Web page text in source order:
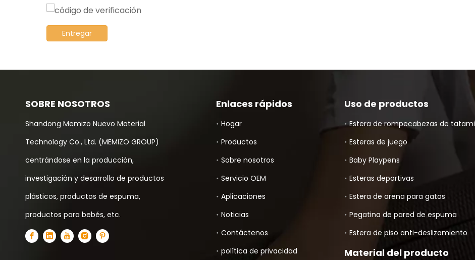
Entregar
SOBRE NOSOTROS
Shandong Memizo Nuevo Material
Technology Co., Ltd. (MEMIZO GROUP)
centrándose en la producción,
investigación y desarrollo de productos
plásticos, productos de espuma,
productos para bebés, etc.
Enlaces rápidos
Hogar
Productos
Sobre nosotros
Servicio OEM
Aplicaciones
Noticias
Contáctenos
política de privacidad
Uso de productos
Estera de rompecabezas de tatami
Esteras de juego
Baby Playpens
Esteras deportivas
Estera de arena para gatos
Pegatina de pared de espuma
Estera de piso anti-deslizamiento
Material del producto